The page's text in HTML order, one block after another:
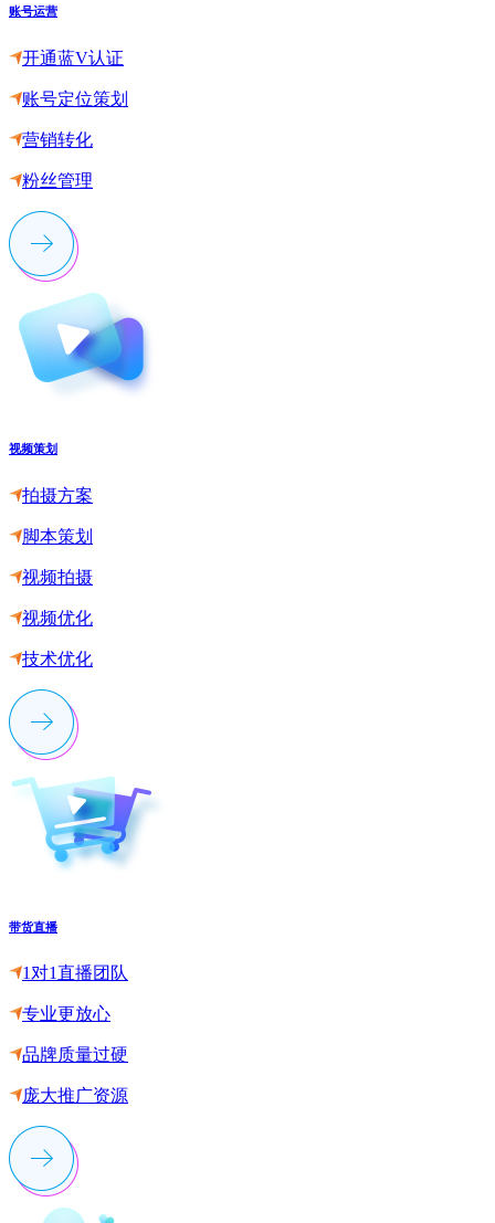
账号运营
开通蓝V认证
账号定位策划
营销转化
粉丝管理
视频策划
拍摄方案
脚本策划
视频拍摄
视频优化
技术优化
带货直播
1对1直播团队
专业更放心
品牌质量过硬
庞大推广资源